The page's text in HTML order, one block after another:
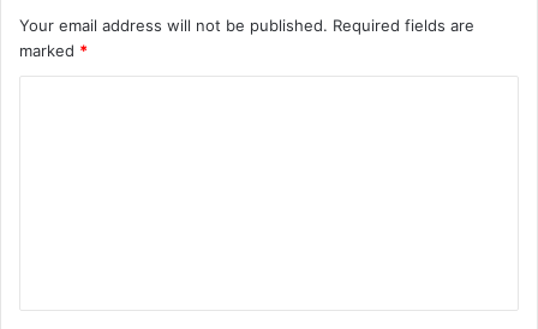
Your email address will not be published. Required fields are
marked *
t